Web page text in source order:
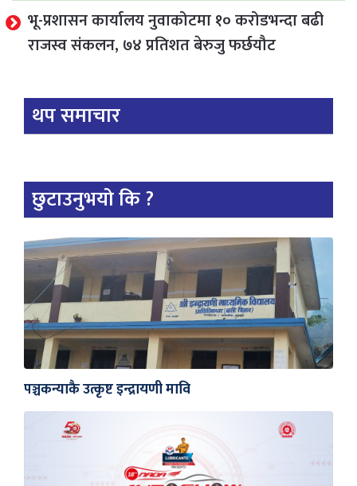
भू-प्रशासन कार्यालय नुवाकोटमा १० करोडभन्दा बढी
राजस्व संकलन, ७४ प्रतिशत बेरुजु फर्छयौट
थप समाचार
छुटाउनुभयो कि ?
पञ्चकन्याकै उत्कृष्ट इन्द्रायणी मावि